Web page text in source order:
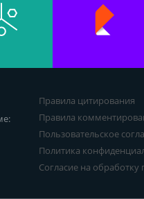
Правила цитирования
Правила
Пользовательское
Политика
Согласие на